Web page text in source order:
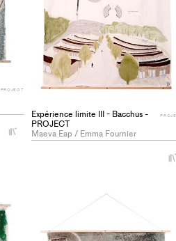
PROJECT
Expérience limite III - Bacchus -
PROJECT
Maeva Eap / Emma Fournier
+
Add
+